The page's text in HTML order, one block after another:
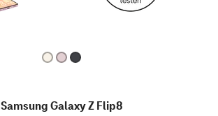
Samsung Galaxy Z Flip8